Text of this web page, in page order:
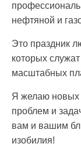
нефтяной и
Это праздник
которых
масштабных
Я желаю новых
проблем и
вам и вашим
изобилия!